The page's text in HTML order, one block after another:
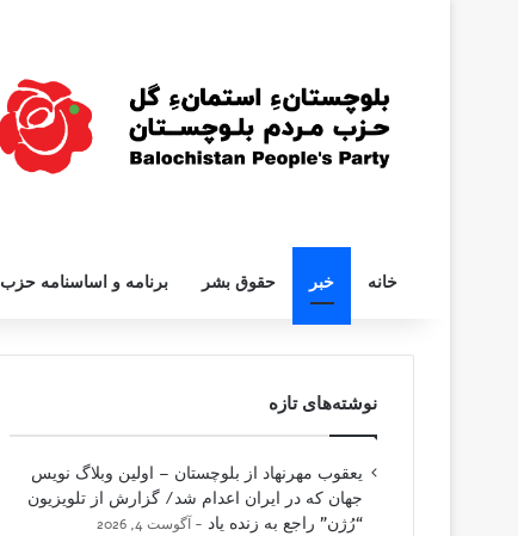
خانه خبر حقوق بشر برنامه و اساسنامه حزب
نوشته‌های تازه
یعقوب مهرنهاد از بلوچستان – اولین وبلاگ نویس
جهان که در ایران اعدام شد/ گزارش از تلویزیون
“رُژن” راجع به زنده یاد
آگوست 4, 2026